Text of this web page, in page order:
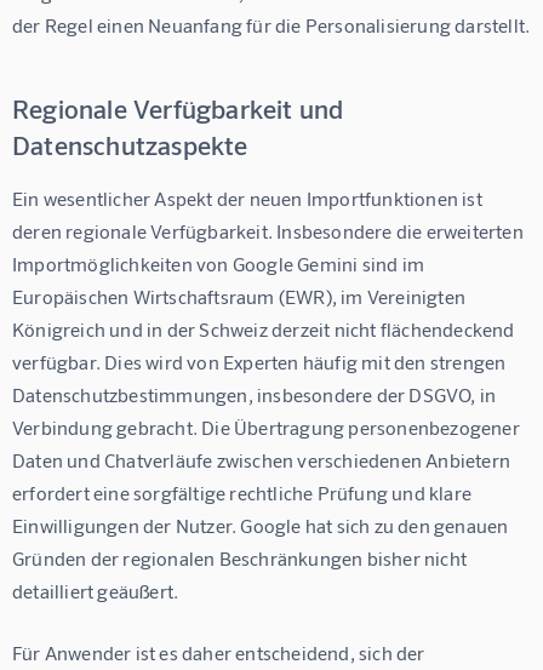
der Regel einen Neuanfang für die Personalisierung darstellt.
Regionale Verfügbarkeit und
Datenschutzaspekte
Ein wesentlicher Aspekt der neuen Importfunktionen ist
deren regionale Verfügbarkeit. Insbesondere die erweiterten
Importmöglichkeiten von Google Gemini sind im
Europäischen Wirtschaftsraum (EWR), im Vereinigten
Königreich und in der Schweiz derzeit nicht flächendeckend
verfügbar. Dies wird von Experten häufig mit den strengen
Datenschutzbestimmungen, insbesondere der DSGVO, in
Verbindung gebracht. Die Übertragung personenbezogener
Daten und Chatverläufe zwischen verschiedenen Anbietern
erfordert eine sorgfältige rechtliche Prüfung und klare
Einwilligungen der Nutzer. Google hat sich zu den genauen
Gründen der regionalen Beschränkungen bisher nicht
detailliert geäußert.
Für Anwender ist es daher entscheidend, sich der